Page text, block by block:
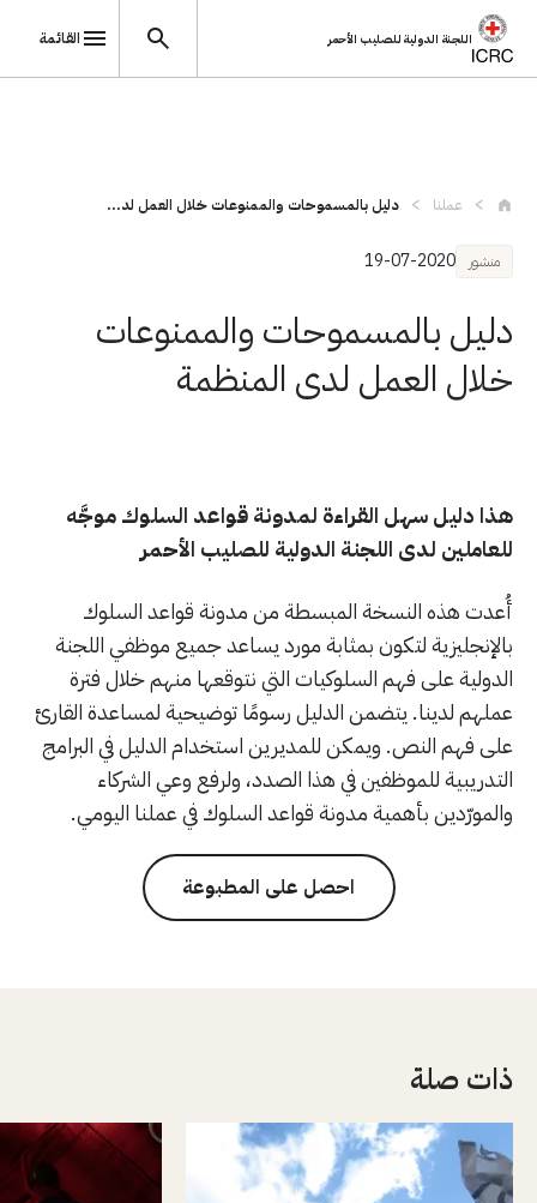
اللجنة الدولية للصليب الأحمر القائمة
عملنا دليل بالمسموحات والممنوعات خلال العمل لد...
منشور 19-07-2020
دليل بالمسموحات والممنوعات
خلال العمل لدى المنظمة
هذا دليل سهل القراءة لمدونة قواعد السلوك موجَّه
للعاملين لدى اللجنة الدولية للصليب الأحمر
أُعدت هذه النسخة المبسطة من مدونة قواعد السلوك
بالإنجليزية لتكون بمثابة مورد يساعد جميع موظفي اللجنة
الدولية على فهم السلوكيات التي نتوقعها منهم خلال فترة
عملهم لدينا. يتضمن الدليل رسومًا توضيحية لمساعدة القارئ
على فهم النص. ويمكن للمديرين استخدام الدليل في البرامج
التدريبية للموظفين في هذا الصدد، ولرفع وعي الشركاء
والمورّدين بأهمية مدونة قواعد السلوك في عملنا اليومي.
احصل على المطبوعة
ذات صلة